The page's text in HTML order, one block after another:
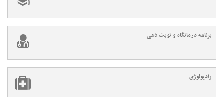
برنامه درمانگاه و نوبت دهی
رادیولوژی